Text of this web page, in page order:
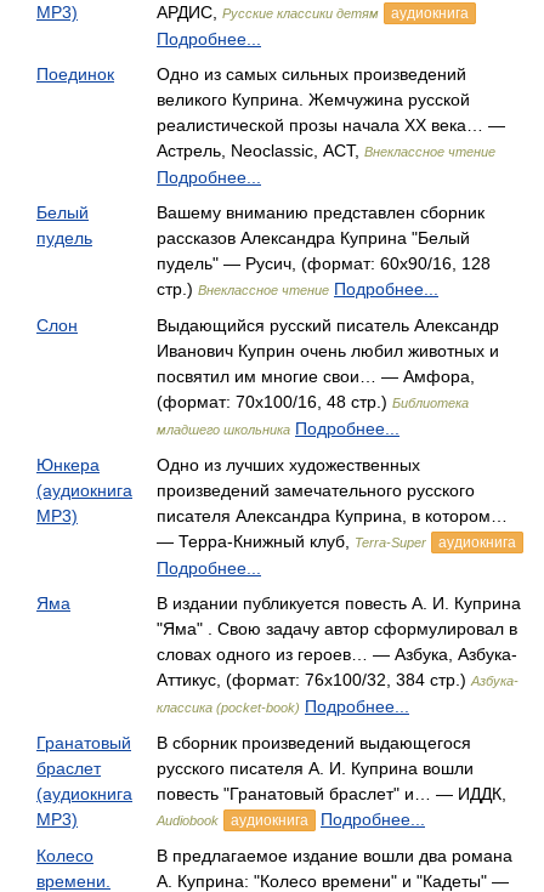
MP3)
АРДИС,
Русские классики детям аудиокнига
Подробнее...
Поединок
Одно из самых сильных произведений
великого Куприна. Жемчужина русской
реалистической прозы начала XX века… —
Астрель, Neoclassic, АСТ, Внеклассное чтение
Подробнее...
Белый
пудель
Вашему вниманию представлен сборник
рассказов Александра Куприна "Белый
пудель" — Русич, (формат: 60x90/16, 128
стр.) Внеклассное чтение Подробнее...
Слон
Выдающийся русский писатель Александр
Иванович Куприн очень любил животных и
посвятил им многие свои… — Амфора,
(формат: 70x100/16, 48 стр.) Библиотека
младшего школьника Подробнее...
Юнкера
(аудиокнига
MP3)
Одно из лучших художественных
произведений замечательного русского
писателя Александра Куприна, в котором…
— Терра-Книжный клуб,
Terra-Super аудиокнига
Подробнее...
Яма
В издании публикуется повесть А. И. Куприна
"Яма" . Свою задачу автор сформулировал в
словах одного из героев… — Азбука, Азбука-
Аттикус, (формат: 76x100/32, 384 стр.) Азбука-
классика (pocket-book) Подробнее...
Гранатовый
браслет
(аудиокнига
MP3)
В сборник произведений выдающегося
русского писателя А. И. Куприна вошли
повесть "Гранатовый браслет" и… — ИДДК,
Audiobook аудиокнига
Подробнее...
Колесо
времени.
В предлагаемое издание вошли два романа
А. Куприна: "Колесо времени" и "Кадеты" —